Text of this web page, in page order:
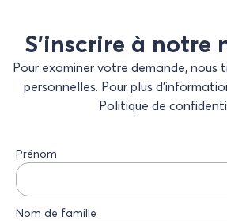
S’inscrire à notre
Pour examiner votre demande, nous
personnelles. Pour plus
Politique de
Prénom
Nom de famille